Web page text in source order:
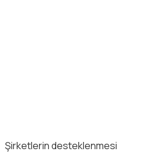
Şirketlerin desteklenmesi